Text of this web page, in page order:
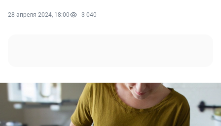
28 апреля 2024, 18:00 3 040